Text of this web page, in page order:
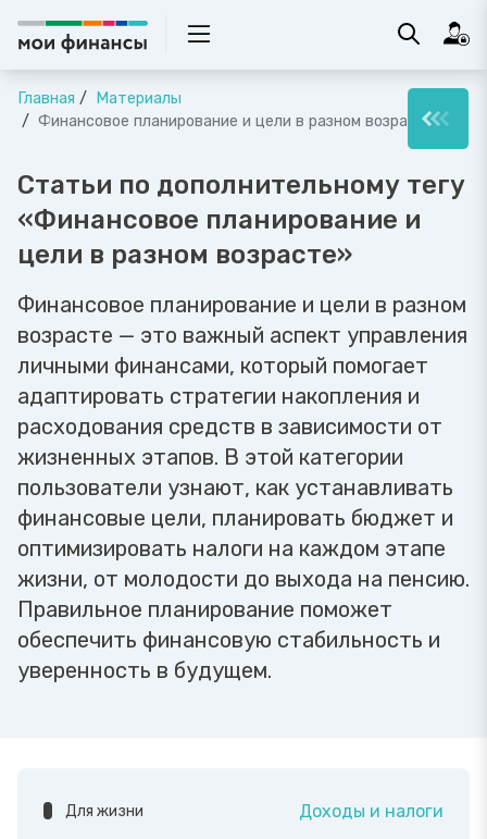
Главная
Материалы
Финансовое планирование и цели в разном возрасте
Статьи по дополнительному тегу
«Финансовое планирование и
цели в разном возрасте»
Финансовое планирование и цели в разном
возрасте — это важный аспект управления
личными финансами, который помогает
адаптировать стратегии накопления и
расходования средств в зависимости от
жизненных этапов. В этой категории
пользователи узнают, как устанавливать
финансовые цели, планировать бюджет и
оптимизировать налоги на каждом этапе
жизни, от молодости до выхода на пенсию.
Правильное планирование поможет
обеспечить финансовую стабильность и
уверенность в будущем.
Для жизни Доходы и налоги